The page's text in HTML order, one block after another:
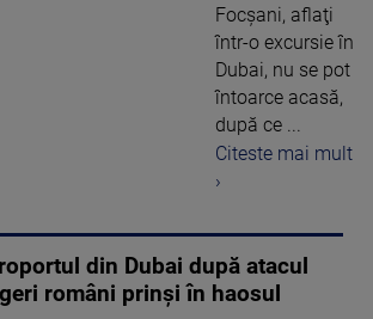
Focşani, aflaţi
într-o excursie în
Dubai, nu se pot
întoarce acasă,
după ce ...
Citeste mai mult
›
din Dubai după atacul
români prinși în haosul